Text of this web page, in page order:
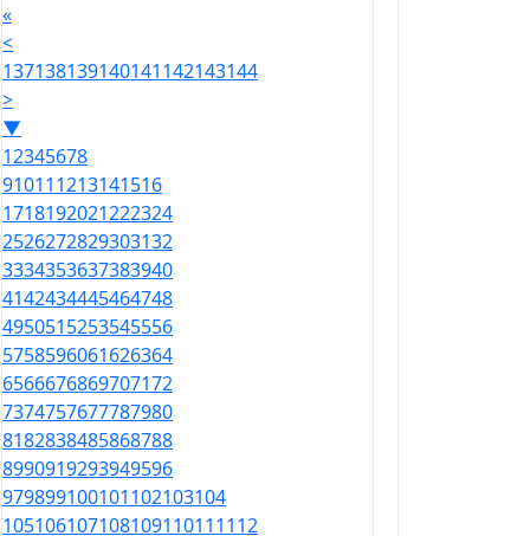
«
<
137138139140141142143144
>
▼
12345678
910111213141516
1718192021222324
2526272829303132
3334353637383940
4142434445464748
4950515253545556
5758596061626364
6566676869707172
7374757677787980
8182838485868788
8990919293949596
979899100101102103104
105106107108109110111112